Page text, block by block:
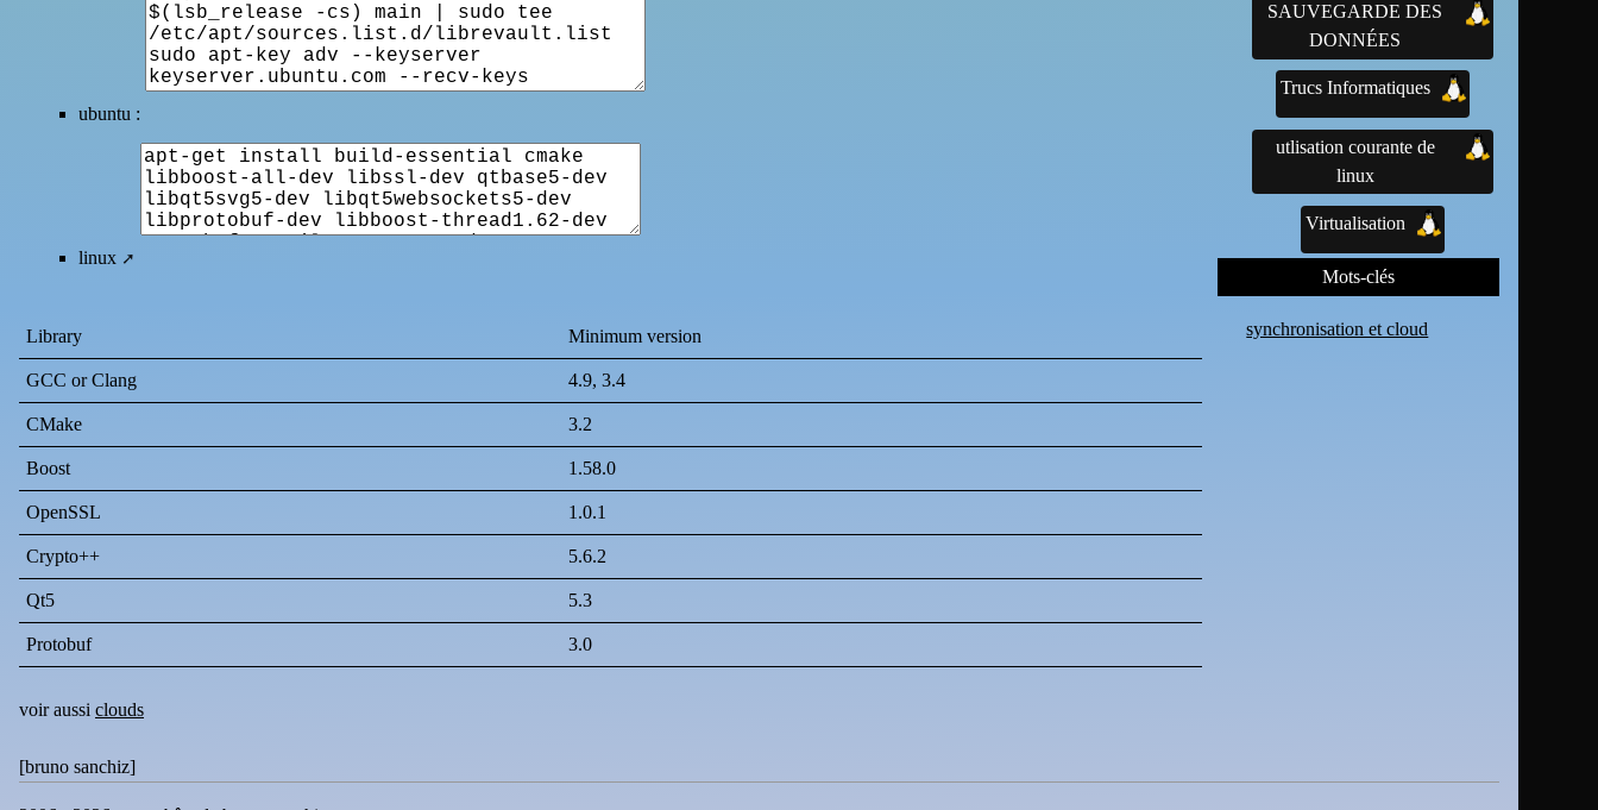
ubuntu :
linux
Library Minimum version
GCC or Clang 4.9, 3.4
CMake 3.2
Boost 1.58.0
OpenSSL 1.0.1
Crypto++ 5.6.2
Qt5 5.3
Protobuf 3.0
voir aussi clouds
[bruno sanchiz]
SAUVEGARDE DES
DONNÉES
Trucs Informatiques
utlisation courante de
linux
Virtualisation
Mots-clés
synchronisation et cloud